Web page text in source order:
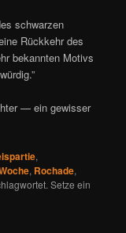
schwarzen
Rückkehr des
bekannten Motivs
— ein gewisser
,
, Rochade,
Setze ein